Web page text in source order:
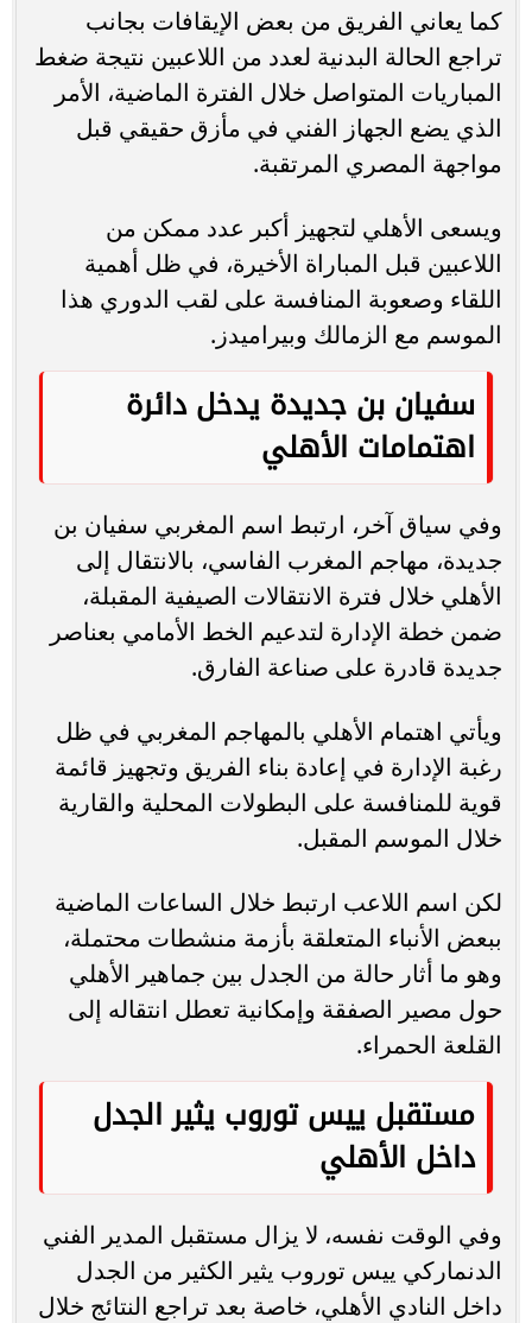
كما يعاني الفريق من بعض الإيقافات بجانب
تراجع الحالة البدنية لعدد من اللاعبين نتيجة ضغط
المباريات المتواصل خلال الفترة الماضية، الأمر
الذي يضع الجهاز الفني في مأزق حقيقي قبل
مواجهة المصري المرتقبة.
ويسعى الأهلي لتجهيز أكبر عدد ممكن من
اللاعبين قبل المباراة الأخيرة، في ظل أهمية
اللقاء وصعوبة المنافسة على لقب الدوري هذا
الموسم مع الزمالك وبيراميدز.
سفيان بن جديدة يدخل دائرة
اهتمامات الأهلي
وفي سياق آخر، ارتبط اسم المغربي سفيان بن
جديدة، مهاجم المغرب الفاسي، بالانتقال إلى
الأهلي خلال فترة الانتقالات الصيفية المقبلة،
ضمن خطة الإدارة لتدعيم الخط الأمامي بعناصر
جديدة قادرة على صناعة الفارق.
ويأتي اهتمام الأهلي بالمهاجم المغربي في ظل
رغبة الإدارة في إعادة بناء الفريق وتجهيز قائمة
قوية للمنافسة على البطولات المحلية والقارية
خلال الموسم المقبل.
لكن اسم اللاعب ارتبط خلال الساعات الماضية
ببعض الأنباء المتعلقة بأزمة منشطات محتملة،
وهو ما أثار حالة من الجدل بين جماهير الأهلي
حول مصير الصفقة وإمكانية تعطل انتقاله إلى
القلعة الحمراء.
مستقبل ييس توروب يثير الجدل
داخل الأهلي
وفي الوقت نفسه، لا يزال مستقبل المدير الفني
الدنماركي ييس توروب يثير الكثير من الجدل
داخل النادي الأهلي، خاصة بعد تراجع النتائج خلال